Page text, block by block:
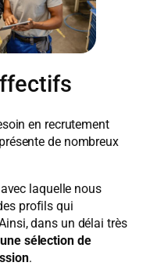
en recrutement
de nombreux
avec laquelle nous
profils qui
dans un délai très
une sélection de
.